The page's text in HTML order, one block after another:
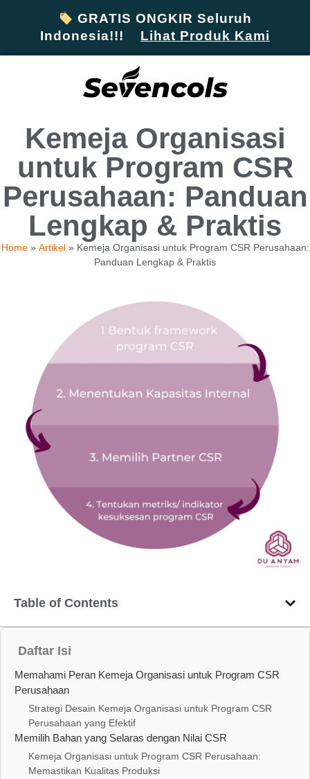
GRATIS ONGKIR Seluruh
Indonesia!!! Lihat Produk Kami
Kemeja Organisasi
untuk Program CSR
Perusahaan: Panduan
Lengkap & Praktis
Home» Artikel» Kemeja Organisasi untuk Program CSR Perusahaan:
Panduan Lengkap & Praktis
Table of Contents
Daftar Isi
Memahami Peran Kemeja Organisasi untuk Program CSR
Perusahaan
Strategi Desain Kemeja Organisasi untuk Program CSR
Perusahaan yang Efektif
Memilih Bahan yang Selaras dengan Nilai CSR
Kemeja Organisasi untuk Program CSR Perusahaan:
Memastikan Kualitas Produksi